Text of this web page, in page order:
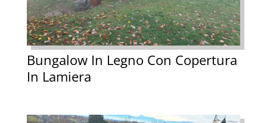
Bungalow In Legno Con Copertura
In Lamiera